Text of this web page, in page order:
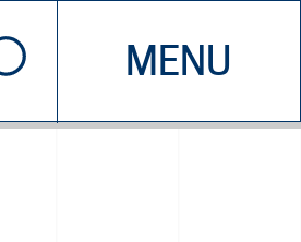
MENU
CHI SIAMO
EDDYBURG